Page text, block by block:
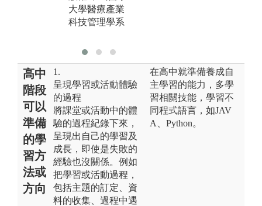
大學醫療產業
科技管理學系
高中
階段
可以
準備
的學
習方
法或
方向
1.
呈現學習或活動體驗
的過程
將課堂或活動中的體
驗的過程紀錄下來，
呈現出自己的學習及
成長，即使是失敗的
經驗也沒關係。例如
把學習或活動過程，
包括主題的訂定、資
料的收集、過程中遇
在高中就準備養成自
主學習的能力，多學
習相關技能，學習不
同程式語言，如JAV
A、Python。